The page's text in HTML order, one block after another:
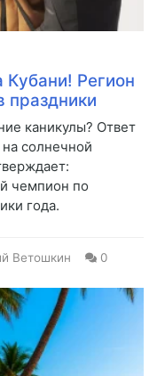
Кубани! Регион
каникулы? Ответ
солнечной
чемпион по
года.
Ветошкин 0